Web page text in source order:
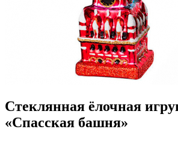
Стеклянная ёлочная
«Спасская башня»